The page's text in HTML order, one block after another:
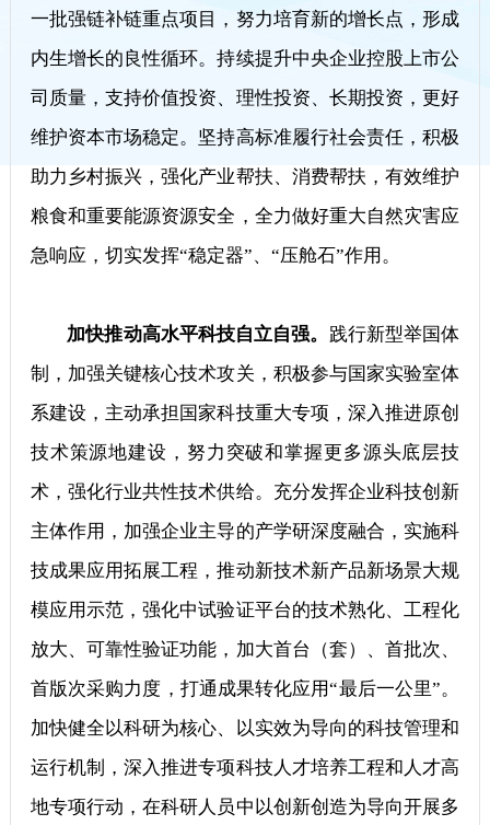
一批强链补链重点项目，努力培育新的增长点，形成
内生增长的良性循环。持续提升中央企业控股上市公
司质量，支持价值投资、理性投资、长期投资，更好
维护资本市场稳定。坚持高标准履行社会责任，积极
助力乡村振兴，强化产业帮扶、消费帮扶，有效维护
粮食和重要能源资源安全，全力做好重大自然灾害应
急响应，切实发挥“稳定器”、“压舱石”作用。
加快推动高水平科技自立自强。 践行新型举国体
制，加强关键核心技术攻关，积极参与国家实验室体
系建设，主动承担国家科技重大专项，深入推进原创
技术策源地建设，努力突破和掌握更多源头底层技
术，强化行业共性技术供给。充分发挥企业科技创新
主体作用，加强企业主导的产学研深度融合，实施科
技成果应用拓展工程，推动新技术新产品新场景大规
模应用示范，强化中试验证平台的技术熟化、工程化
放大、可靠性验证功能，加大首台（套）、首批次、
首版次采购力度，打通成果转化应用“最后一公里”。
加快健全以科研为核心、以实效为导向的科技管理和
运行机制，深入推进专项科技人才培养工程和人才高
地专项行动，在科研人员中以创新创造为导向开展多